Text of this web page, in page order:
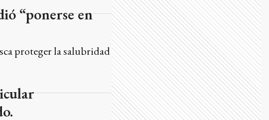
“ponerse en
proteger la salubridad